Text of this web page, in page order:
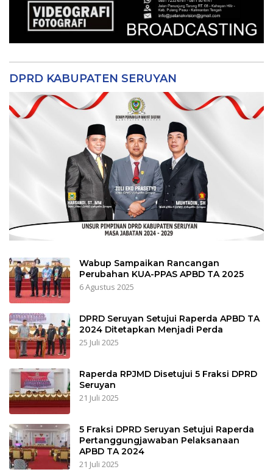
DPRD KABUPATEN SERUYAN
Wabup Sampaikan Rancangan
Perubahan KUA-PPAS APBD TA 2025
6 Agustus 2025
DPRD Seruyan Setujui Raperda APBD TA
2024 Ditetapkan Menjadi Perda
25 Juli 2025
Raperda RPJMD Disetujui 5 Fraksi DPRD
Seruyan
21 Juli 2025
5 Fraksi DPRD Seruyan Setujui Raperda
Pertanggungjawaban Pelaksanaan
APBD TA 2024
21 Juli 2025